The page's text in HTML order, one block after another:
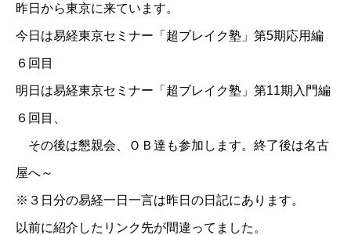
昨日から東京に来ています。
今日は易経東京セミナー「超ブレイク塾」第5期応用編
６回目
明日は易経東京セミナー「超ブレイク塾」第11期入門編
６回目
その後は懇親会、ＯＢ達も参加します。終了後は名古
屋へ～
※３日分の易経一日一言は昨日の日記にあります。
以前に紹介したリンク先が間違ってました。